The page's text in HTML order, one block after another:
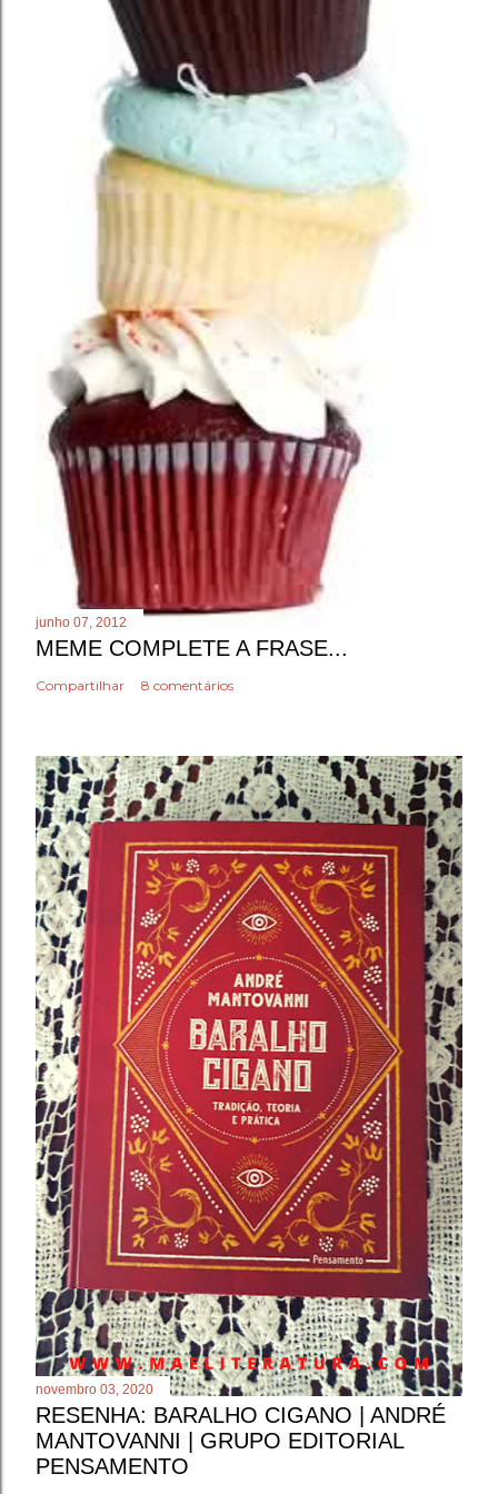
junho 07, 2012
MEME COMPLETE A FRASE...
Compartilhar 8 comentários
novembro 03, 2020
RESENHA: BARALHO CIGANO | ANDRÉ
MANTOVANNI | GRUPO EDITORIAL
PENSAMENTO